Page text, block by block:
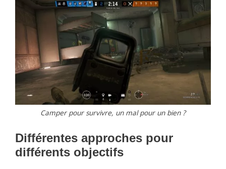
Camper pour survivre, un mal pour un bien ?
Différentes approches pour
différents objectifs